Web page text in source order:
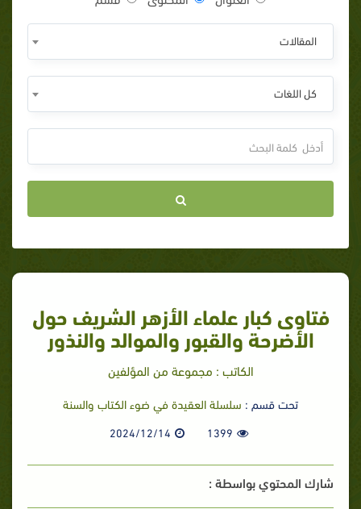
المقالات
كل اللغات
فتاوى كبار علماء الأزهر الشريف حول
الأضرحة والقبور والموالد والنذور
الكاتب : مجموعة من المؤلفين
تحت قسم : سلسلة العقيدة في ضوء الكتاب والسنة
1399
2024/12/14
شارك المحتوي بواسطة :